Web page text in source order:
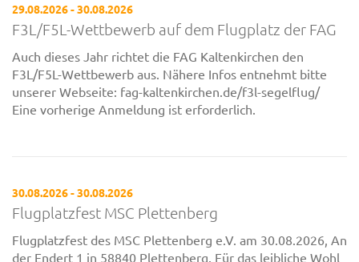
29.08.2026 - 30.08.2026
F3L/F5L-Wettbewerb auf dem Flugplatz der FAG
Auch dieses Jahr richtet die FAG Kaltenkirchen den
F3L/F5L-Wettbewerb aus. Nähere Infos entnehmt bitte
unserer Webseite: fag-kaltenkirchen.de/f3l-segelflug/
Eine vorherige Anmeldung ist erforderlich.
30.08.2026 - 30.08.2026
Flugplatzfest MSC Plettenberg
Flugplatzfest des MSC Plettenberg e.V. am 30.08.2026, An
der Endert 1 in 58840 Plettenberg. Für das leibliche Wohl